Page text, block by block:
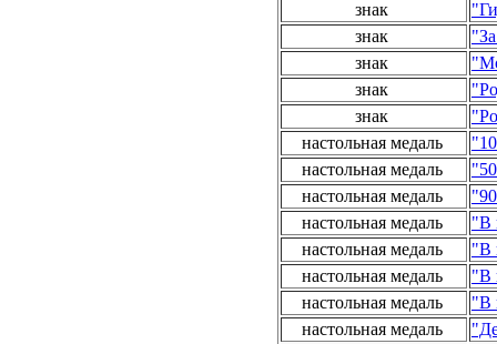
знак
знак
знак
знак
знак
настольная медаль
настольная медаль
настольная медаль
настольная медаль
"В
настольная медаль
"В
настольная медаль
"В
настольная медаль
"В
настольная медаль